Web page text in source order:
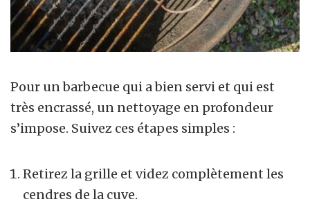
Pour un barbecue qui a bien servi et qui est
très encrassé, un nettoyage en profondeur
s’impose. Suivez ces étapes simples :
Retirez la grille et videz complètement les
cendres de la cuve.